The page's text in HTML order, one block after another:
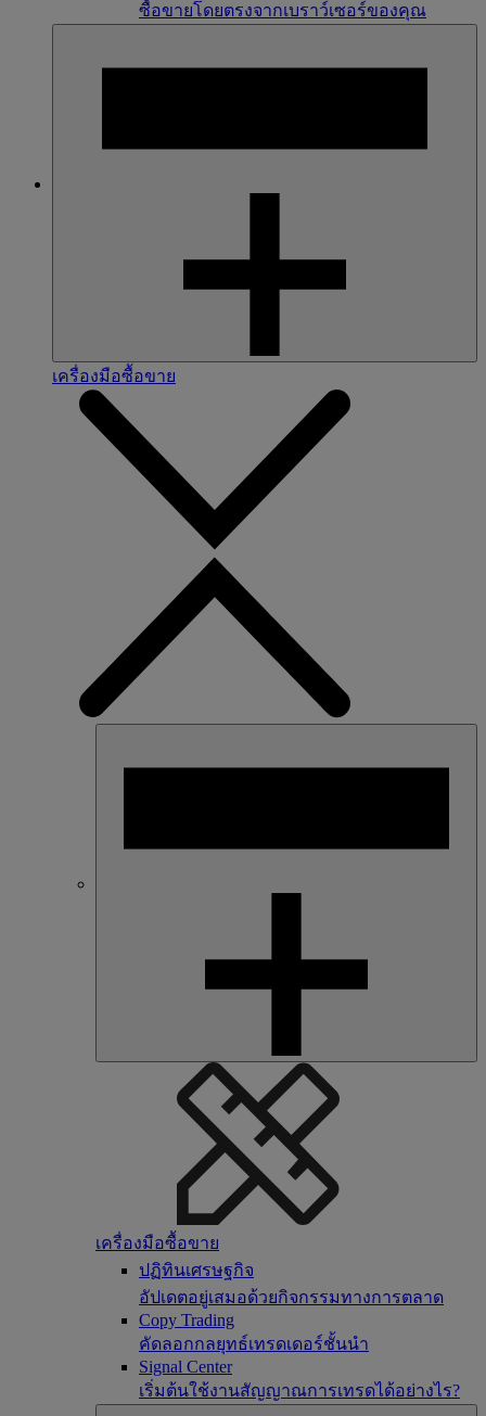
ซื้อขายโดยตรงจากเบราว์เซอร์ของคุณ
เครื่องมือซื้อขาย
เครื่องมือซื้อขาย
ปฏิทินเศรษฐกิจ
อัปเดตอยู่เสมอด้วยกิจกรรมทางการตลาด
Copy Trading
คัดลอกกลยุทธ์เทรดเดอร์ชั้นนำ
Signal Center
เริ่มต้นใช้งานสัญญาณการเทรดได้อย่างไร?